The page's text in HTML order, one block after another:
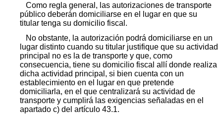
Como regla general, las autorizaciones de transporte
público deberán domiciliarse en el lugar en que su
titular tenga su domicilio fiscal.
No obstante, la autorización podrá domiciliarse en un
lugar distinto cuando su titular justifique que su actividad
principal no es la de transporte y que, como
consecuencia, tiene su domicilio fiscal allí donde realiza
dicha actividad principal, si bien cuenta con un
establecimiento en el lugar en que pretende
domiciliarla, en el que centralizará su actividad de
transporte y cumplirá las exigencias señaladas en el
apartado c) del artículo 43.1.